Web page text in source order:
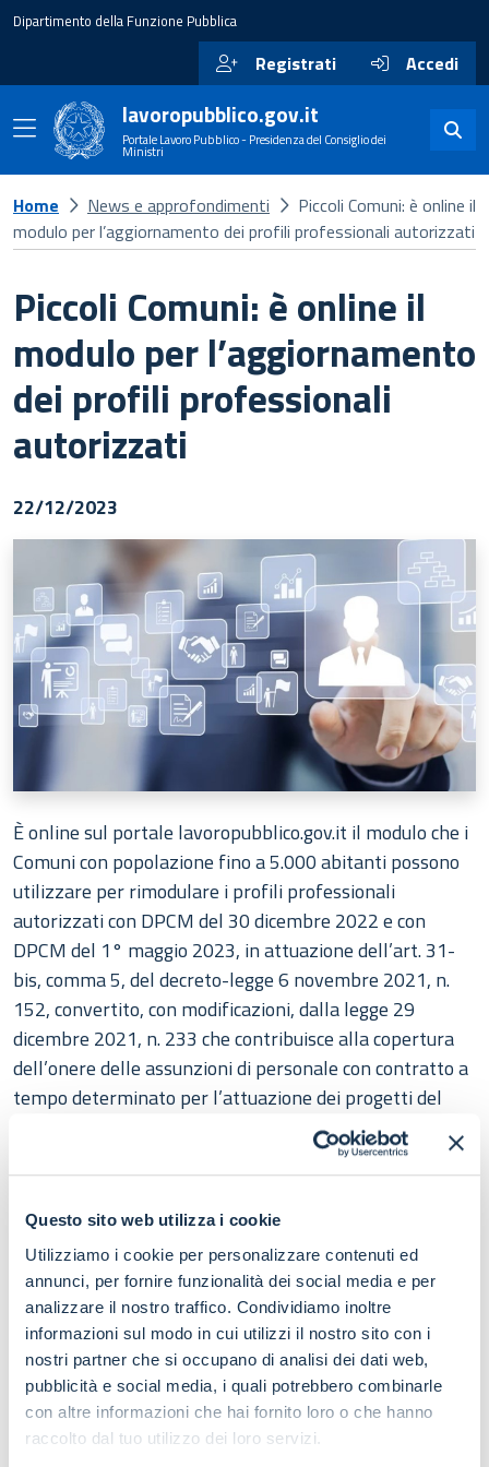
Questo sito web utilizza i cookie
Utilizziamo i cookie per personalizzare contenuti ed
annunci, per fornire funzionalità dei social media e per
analizzare il nostro traffico. Condividiamo inoltre
informazioni sul modo in cui utilizzi il nostro sito con i
nostri partner che si occupano di analisi dei dati web,
pubblicità e social media, i quali potrebbero combinarle
con altre informazioni che hai fornito loro o che hanno
raccolto dal tuo utilizzo dei loro servizi.
Dipartimento della Funzione Pubblica
Registrati Accedi
lavoropubblico.gov.it
Portale Lavoro Pubblico - Presidenza del Consiglio dei
Ministri
Home News e approfondimenti
Piccoli Comuni: è online il
modulo per l’aggiornamento dei profili professionali autorizzati
Piccoli Comuni: è online il
modulo per l’aggiornamento
dei profili professionali
autorizzati
22/12/2023
È online sul portale lavoropubblico.gov.it il modulo che i
Comuni con popolazione fino a 5.000 abitanti possono
utilizzare per rimodulare i profili professionali
autorizzati con DPCM del 30 dicembre 2022 e con
DPCM del 1° maggio 2023, in attuazione dell’art. 31-
bis, comma 5, del decreto-legge 6 novembre 2021, n.
152, convertito, con modificazioni, dalla legge 29
dicembre 2021, n. 233 che contribuisce alla copertura
dell’onere delle assunzioni di personale con contratto a
tempo determinato per l’attuazione dei progetti del
PNRR da parte dei Comuni con popolazione fino a 5.000
variazioni sui profili professionali da assumere
compilando e inviando il modulo all’interno della
propria area riservata, tramite l’applicativo
“Monitoraggio esigenze assunzionali (art. 31 bis, co 5,
DL n.152/2021)” entro e non oltre il 31/01/2024.
Ai sensi della lettera a) della circolare DAIT 084 del 3
luglio 2023, le richieste di rimodulazione del personale